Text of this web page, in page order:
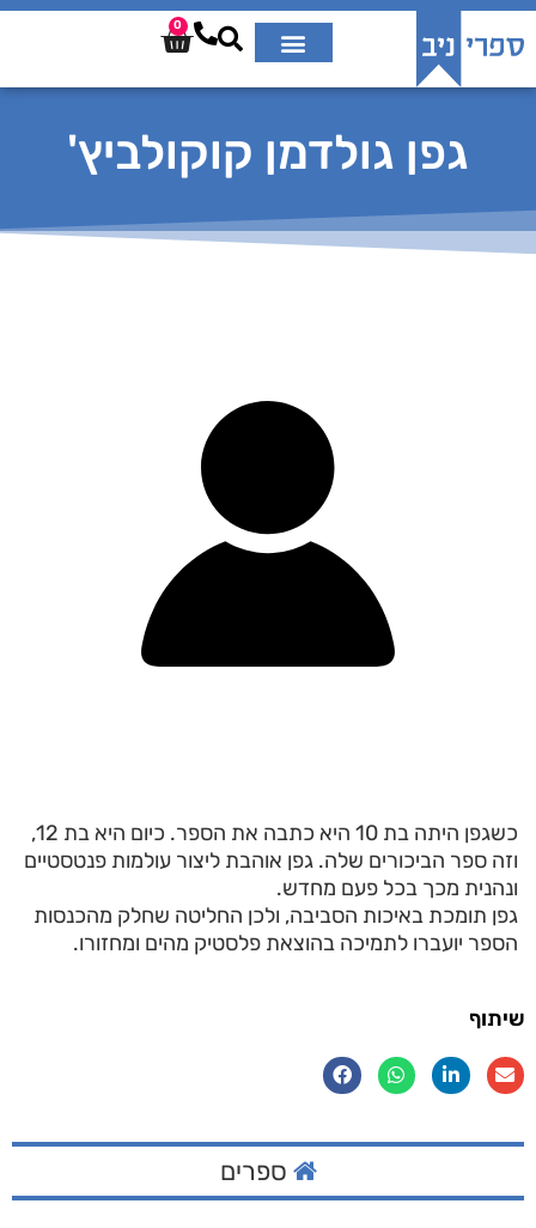
0
גפן גולדמן קוקולביץ'
כשגפן היתה בת 10 היא כתבה את הספר. כיום היא בת 12,
וזה ספר הביכורים שלה. גפן אוהבת ליצור עולמות פנטסטיים
ונהנית מכך בכל פעם מחדש.
גפן תומכת באיכות הסביבה, ולכן החליטה שחלק מהכנסות
הספר יועברו לתמיכה בהוצאת פלסטיק מהים ומחזורו.
שיתוף
ספרים